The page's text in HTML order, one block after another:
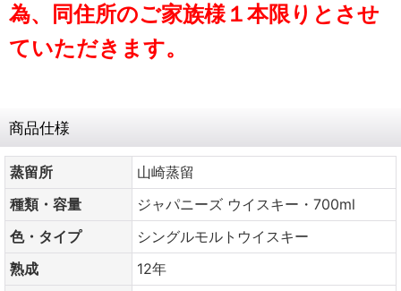
為、同住所のご家族様１本限りとさせ
ていただきます。
商品仕様
蒸留所
山崎蒸留
種類・容量
ジャパニーズ ウイスキー・700ml
色・タイプ
シングルモルトウイスキー
熟成
12年